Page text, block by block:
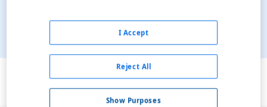
Ver en el mapa
Show Purposes
Reject All
I Accept